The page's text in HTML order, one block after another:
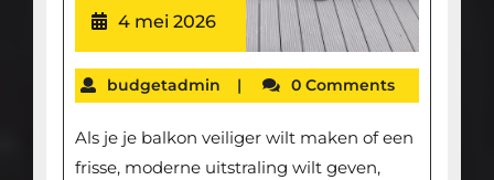
4 mei 2026
budgetadmin | 0 Comments
Als je je balkon veiliger wilt maken of een
frisse, moderne uitstraling wilt geven,